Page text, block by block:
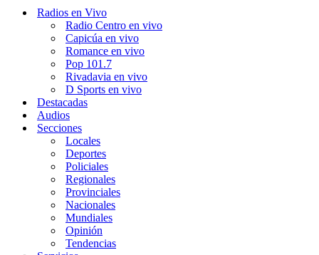
navegaciónRadios en Vivo
Radio Centro en vivo
Capicúa en vivo
Romance en vivo
Pop 101.7
Rivadavia en vivo
D Sports en vivo
Destacadas
Audios
Secciones
Locales
Deportes
Policiales
Regionales
Provinciales
Nacionales
Mundiales
Opinión
Tendencias